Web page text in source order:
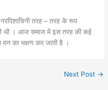
तरह – तरह के रूप
थी । आज समाज में इस तरह की कई
मन का भक्षण कर जाती है ।
Next Post →